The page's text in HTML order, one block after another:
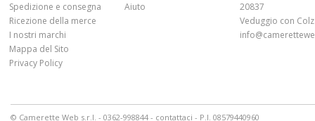
Spedizione e consegna
Ricezione della merce
I nostri marchi
Mappa del Sito
Privacy Policy
Aiuto
20837
Veduggio con
© Camerette Web s.r.l. - 0362-998844 - contattaci - P.I. 08579440960